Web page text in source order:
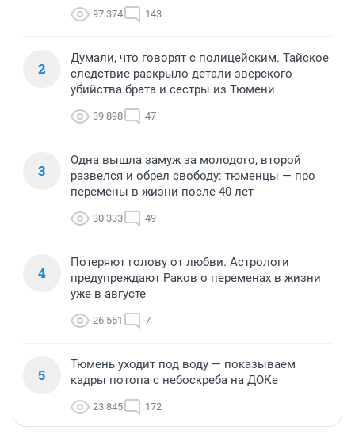
97 374 143
2
Думали, что говорят с полицейским. Тайское
следствие раскрыло детали зверского
убийства брата и сестры из Тюмени
39 898 47
3
Одна вышла замуж за молодого, второй
развелся и обрел свободу: тюменцы — про
перемены в жизни после 40 лет
30 333 49
4
Потеряют голову от любви. Астрологи
предупреждают Раков о переменах в жизни
уже в августе
26 551 7
5
Тюмень уходит под воду — показываем
кадры потопа с небоскреба на ДОКе
23 845 172